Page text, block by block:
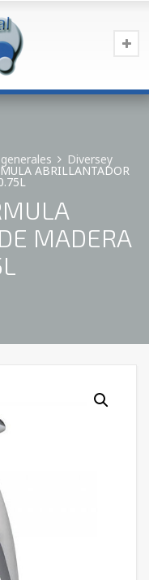
Diversey
ABRILLANTADOR
MADERA